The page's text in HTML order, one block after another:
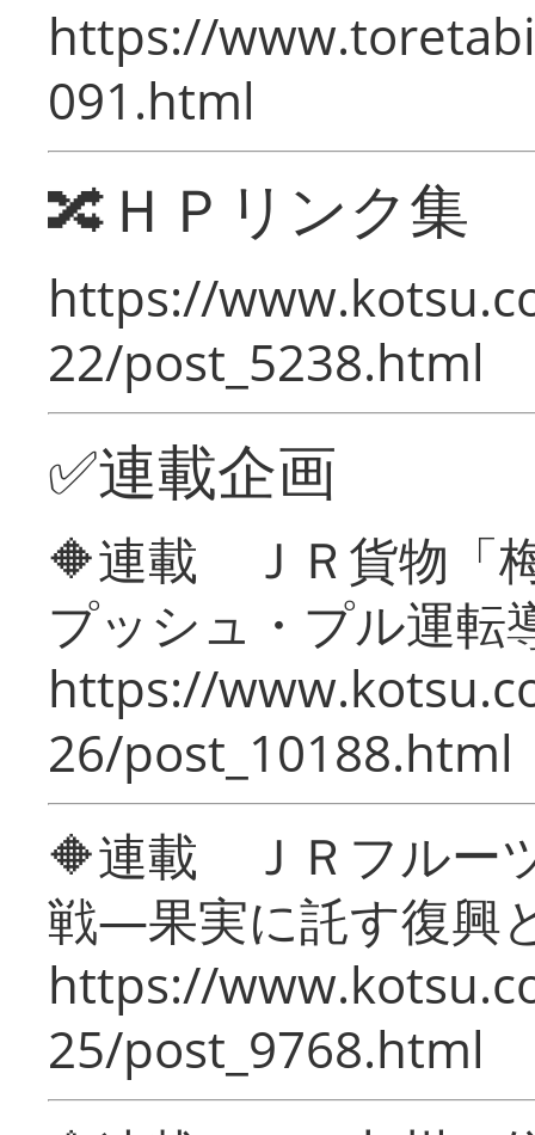
https://
091.html
🔀ＨＰリンク集
https://
22/post_5238.html
✅連載企画
🔶連載 ＪＲ貨物「
プッシュ・プル運転
https://
26/post_10188.html
🔶連載 ＪＲフルー
戦―果実に託す復興
https://
25/post_9768.html